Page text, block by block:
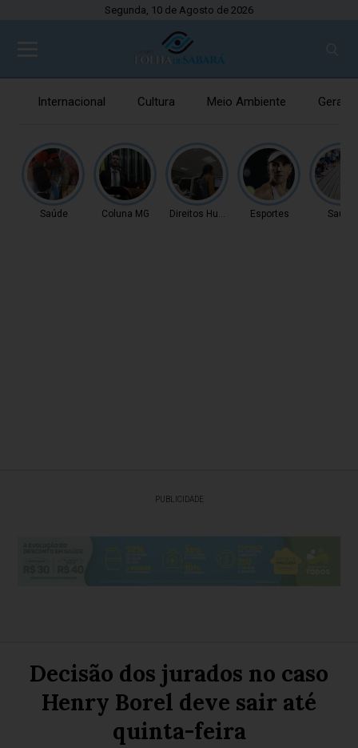
Segunda, 10 de Agosto de 2026
Internacional Cultura Meio Ambiente Gerais
Saúde Coluna MG Direitos Humanos Esportes Saúde
PUBLICIDADE
Decisão dos jurados no caso
Henry Borel deve sair até
quinta-feira